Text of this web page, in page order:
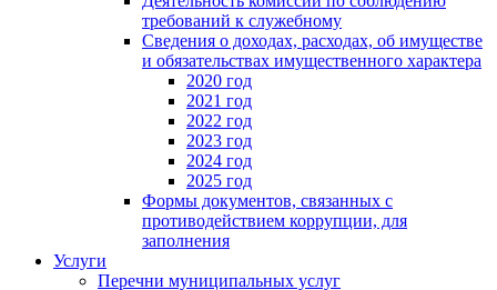
требований к служебному
Сведения о доходах, расходах, об имуществе
и обязательствах имущественного характера
2020 год
2021 год
2022 год
2023 год
2024 год
2025 год
Формы документов, связанных с
противодействием коррупции, для
заполнения
Услуги
Перечни муниципальных услуг